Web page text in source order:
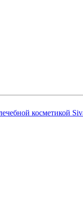
косметикой